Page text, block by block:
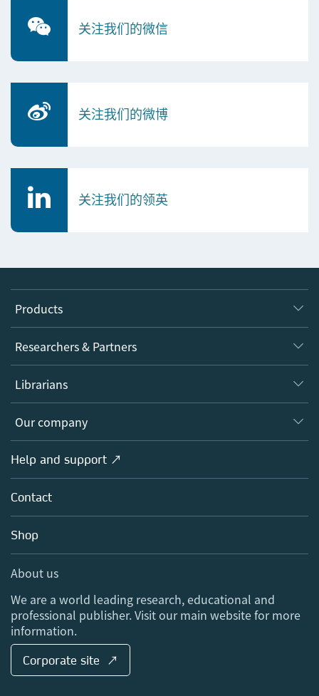
关注我们的微信
关注我们的微博
关注我们的领英
Products
Journals
Books
Platforms
Researchers & Partners
Authors
Editors
Open science
Policies
Librarians
Overview
Products
Licensing
Blog
Sales and account contacts
Our company
Overview
About us
Careers
Media Centre
Locations & Contact
Help and support ↗
Contact
Shop
About us
We are a world leading research, educational and
professional publisher. Visit our main website for more
information.
Corporate site ↗